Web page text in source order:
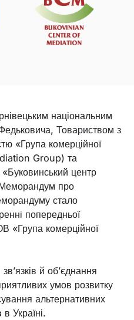
національним
Товариством з
«Група комерційної
Group) та
центр
Меморандум про
стало
попередньої
«Група комерційної
й об’єднання
умов розвитку
альтернативних
Україні.